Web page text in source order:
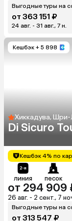
Выгодные туры на
от 363 151 ₽
24 авг. - 31 авг., 7 н.
Кешбэк + 5 898
Хиккадува, Шри-
Di Sicuro
Кешбэк 4% по
линия песок
от 294 909
26 авг. - 2 сент., 7
Выгодные туры на
от 313 547 ₽